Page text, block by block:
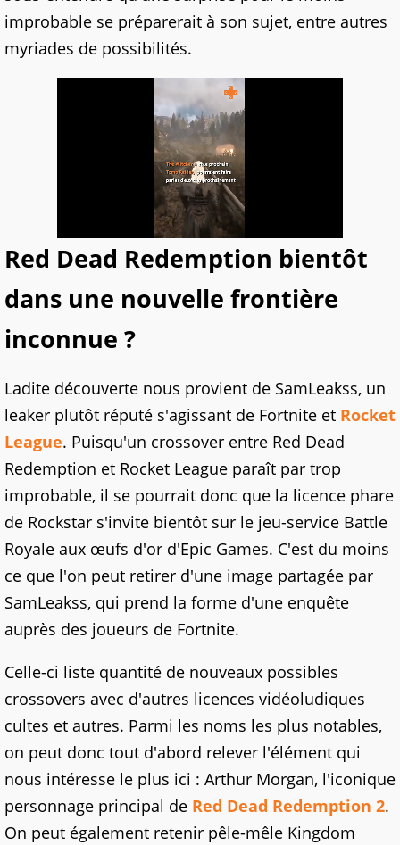
improbable se préparerait à son sujet, entre autres
myriades de possibilités.
Red Dead Redemption bientôt
dans une nouvelle frontière
inconnue ?
Ladite découverte nous provient de SamLeakss, un
leaker plutôt réputé s'agissant de Fortnite et Rocket
League. Puisqu'un crossover entre Red Dead
Redemption et Rocket League paraît par trop
improbable, il se pourrait donc que la licence phare
de Rockstar s'invite bientôt sur le jeu-service Battle
Royale aux œufs d'or d'Epic Games. C'est du moins
ce que l'on peut retirer d'une image partagée par
SamLeakss, qui prend la forme d'une enquête
auprès des joueurs de Fortnite.
Celle-ci liste quantité de nouveaux possibles
crossovers avec d'autres licences vidéoludiques
cultes et autres. Parmi les noms les plus notables,
on peut donc tout d'abord relever l'élément qui
nous intéresse le plus ici : Arthur Morgan, l'iconique
personnage principal de Red Dead Redemption 2.
On peut également retenir pêle-mêle Kingdom